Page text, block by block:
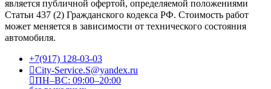
является публичной офертой, определяемой положениями
Статьи 437 (2) Гражданского кодекса РФ. Стоимость работ
может меняется в зависимости от технического состояния
автомобиля.
+7(917) 128-03-03
City-Service.S@yandex.ru
ПН–ВС: 09:00–20:00